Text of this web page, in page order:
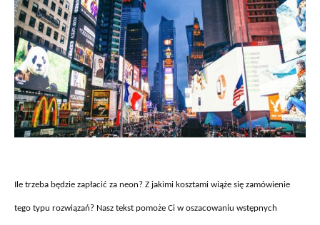
Ile trzeba będzie zapłacić za neon? Z jakimi kosztami wiąże się zamówienie
tego typu rozwiązań? Nasz tekst pomoże Ci w oszacowaniu wstępnych